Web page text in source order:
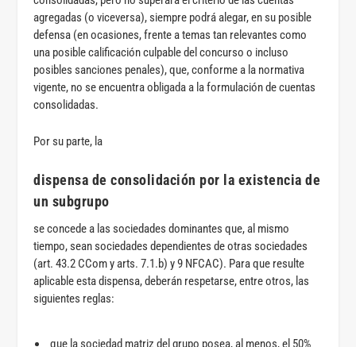
agregadas (o viceversa), siempre podrá alegar, en su posible
defensa (en ocasiones, frente a temas tan relevantes como
una posible calificación culpable del concurso o incluso
posibles sanciones penales), que, conforme a la normativa
vigente, no se encuentra obligada a la formulación de cuentas
consolidadas.
Por su parte, la
dispensa de consolidación por la existencia de
un subgrupo
se concede a las sociedades dominantes que, al mismo
tiempo, sean sociedades dependientes de otras sociedades
(art. 43.2 CCom y arts. 7.1.b) y 9 NFCAC). Para que resulte
aplicable esta dispensa, deberán respetarse, entre otros, las
siguientes reglas:
que la sociedad matriz del grupo posea, al menos, el 50%